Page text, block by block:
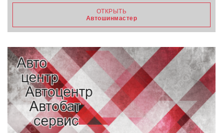
ОТКРЫТЬ
Автошинмастер